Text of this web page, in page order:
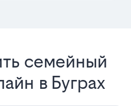
семейный
в Буграх